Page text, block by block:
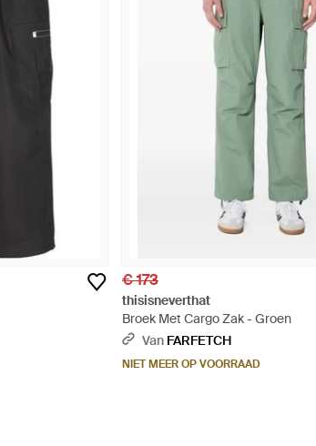
€ 173
thisisneverthat
Broek Met Cargo Zak - Groen
Van FARFETCH
NIET MEER OP VOORRAAD